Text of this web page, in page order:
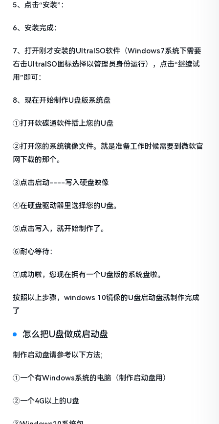
5、点击“安装”：
6、安装完成：
7、打开刚才安装的UltraISO软件（Windows7系统下需要
右击UltraISO图标选择以管理员身份运行），点击“继续试
用”即可：
8、现在开始制作U盘版系统盘
①打开软碟通软件插上您的U盘
②打开您的系统镜像文件。就是准备工作时候需要到微软官
网下载的那个。
③点击启动----写入硬盘映像
④在硬盘驱动器里选择您的U盘。
⑤点击写入，就开始制作了。
⑥耐心等待：
⑦成功啦，您现在拥有一个U盘版的系统盘啦。
按照以上步骤，windows 10镜像的U盘启动盘就制作完成
了
怎么把U盘做成启动盘
制作启动盘请参考以下方法;
①一个有Windows系统的电脑（制作启动盘用）
②一个4G以上的U盘